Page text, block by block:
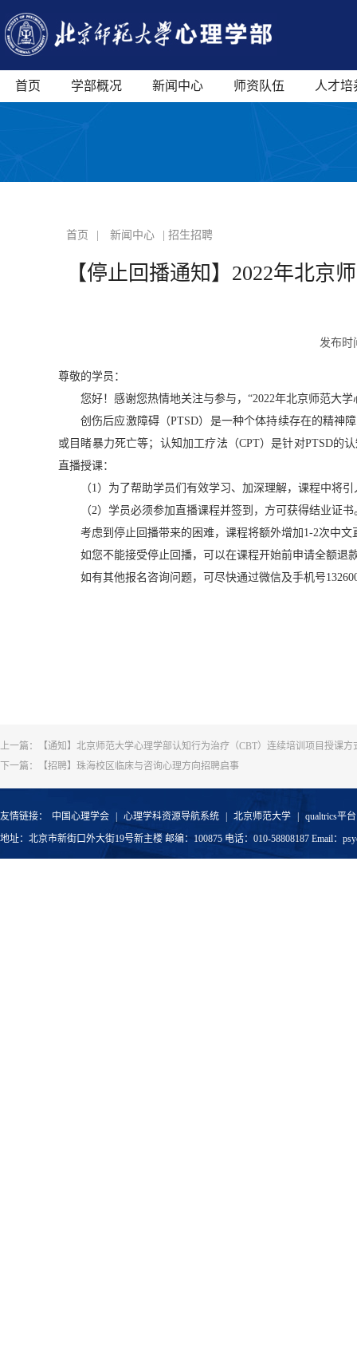
首页 学部概况 新闻中心 师资队伍 人才培
首页 新闻中心 | 招生招聘
【停止回播通知】2022年北京
发布
尊敬的学员：
您好！感谢您热情地关注与参与， “2022年北京师范大
创伤后应激障碍（PTSD）是一种个体持续存在的精神
或目睹暴力死亡等； 认知加工疗法（CPT）是针对PTSD的
直播授课：
（1）为了帮助学员们有效学习、加深理解，课程中将
（2）学员必须参加直播课程并签到，方可获得结业证书
考虑到停止回播带来的困难，课程将额外增加1-2次中
如您不能接受停止回播，可以在课程开始前申请全额退
如有其他报名咨询问题，可尽快通过微信及手机号
上一篇：
【通知】北京师范大学心理学部认知行为治疗（CBT）连续培训项目授课方
下一篇：
【招聘】珠海校区临床与咨询心理方向招聘启事
友情链接： 中国心理学会 心理学科资源导航系统 北京师范大学
qualtrics平台
地址：北京市新街口外大街19号新主楼 邮编：100875 电话：010-58808187 Email：